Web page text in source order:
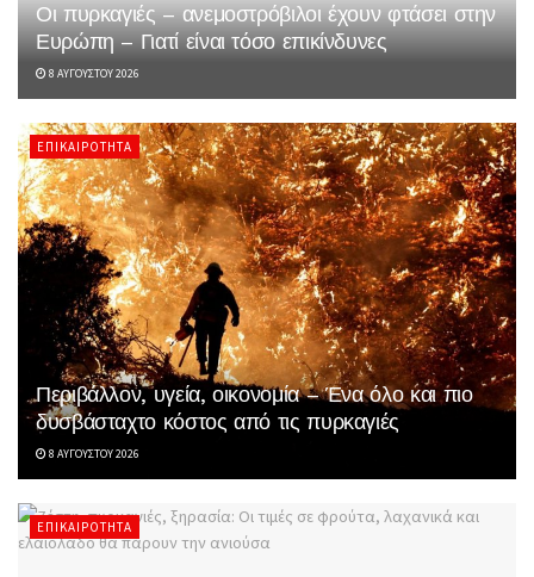
Οι πυρκαγιές – ανεμοστρόβιλοι έχουν φτάσει στην
Ευρώπη – Γιατί είναι τόσο επικίνδυνες
8 ΑΥΓΟΎΣΤΟΥ 2026
ΕΠΙΚΑΙΡΌΤΗΤΑ
Περιβάλλον, υγεία, οικονομία – Ένα όλο και πιο
δυσβάσταχτο κόστος από τις πυρκαγιές
8 ΑΥΓΟΎΣΤΟΥ 2026
ΕΠΙΚΑΙΡΌΤΗΤΑ